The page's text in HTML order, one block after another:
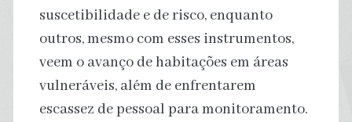
suscetibilidade e de risco, enquanto
outros, mesmo com esses instrumentos,
veem o avanço de habitações em áreas
vulneráveis, além de enfrentarem
escassez de pessoal para monitoramento.